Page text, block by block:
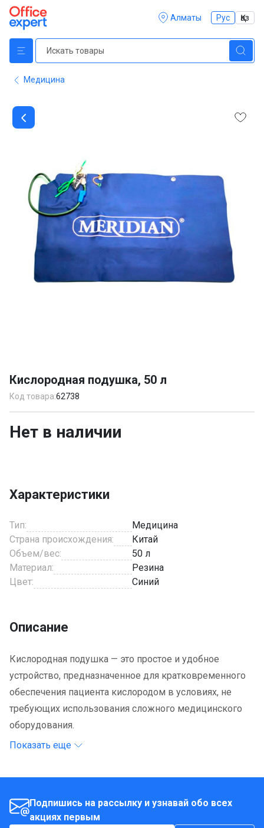
Алматы Рус Қаз
Медицина
of
1
Кислородная подушка, 50 л
Код товара:62738
Нет в наличии
Характеристики
Тип:
Медицина
Страна происхождения:
Китай
Объем/вес:
50 л
Материал:
Резина
Цвет:
Синий
Описание
Кислородная подушка — это простое и удобное
устройство, предназначенное для кратковременного
обеспечения пациента кислородом в условиях, не
требующих использования сложного медицинского
оборудования.
Показать еще
Подпишись на рассылку и узнавай обо всех
акциях первым